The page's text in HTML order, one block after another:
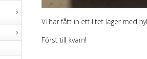
Vi har fått in ett litet lager med
Först till kvarn!